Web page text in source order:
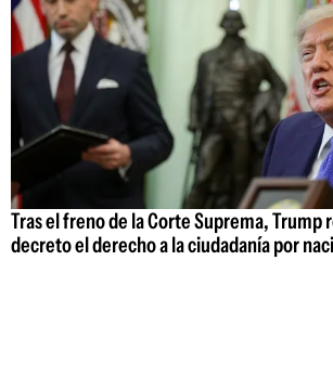
Tras el freno de la Corte Suprema, Trump
decreto el derecho a la ciudadanía por